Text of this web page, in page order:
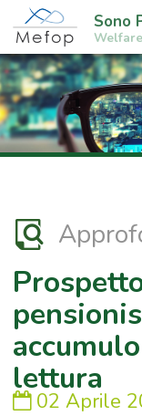
Sono
lettura
02 Aprile